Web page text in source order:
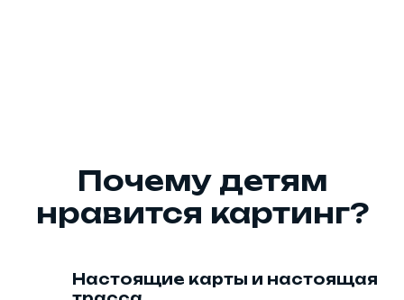
Почему детям
нравится картинг?
Настоящие карты и настоящая